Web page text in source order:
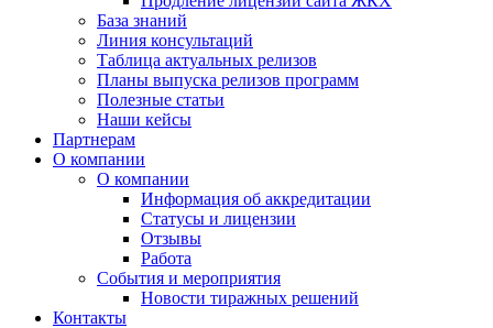
База знаний
Линия консультаций
Таблица актуальных релизов
Планы выпуска релизов программ
Полезные статьи
Наши кейсы
Партнерам
О компании
О компании
Информация об аккредитации
Статусы и лицензии
Отзывы
Работа
События и мероприятия
Новости тиражных решений
Контакты